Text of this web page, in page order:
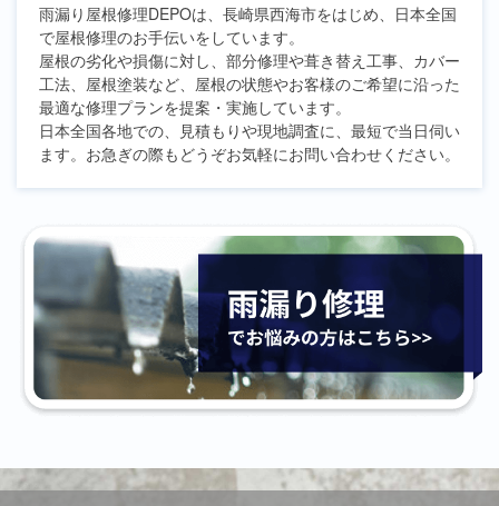
雨漏り屋根修理DEPOは、長崎県西海市をはじめ、日本全国
で屋根修理のお手伝いをしています。
屋根の劣化や損傷に対し、部分修理や葺き替え工事、カバー
工法、屋根塗装など、屋根の状態やお客様のご希望に沿った
最適な修理プランを提案・実施しています。
日本全国各地での、見積もりや現地調査に、最短で当日伺い
ます。お急ぎの際もどうぞお気軽にお問い合わせください。